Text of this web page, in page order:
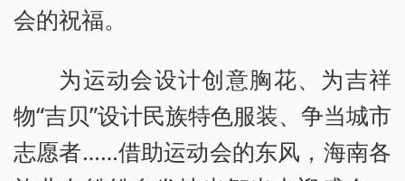
会的祝福。
为运动会设计创意胸花、为吉祥
物“吉贝”设计民族特色服装、争当城市
志愿者……借助运动会的东风，海南各